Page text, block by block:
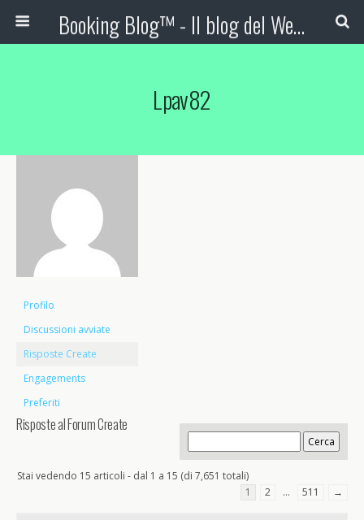
Booking Blog™ - Il blog del Web Marketing Turistico
Lpav82
Profilo
Discussioni avviate
Risposte Create
Engagements
Preferiti
Risposte al Forum Create
Stai vedendo 15 articoli - dal 1 a 15 (di 7,651 totali)
1
2 … 511 →